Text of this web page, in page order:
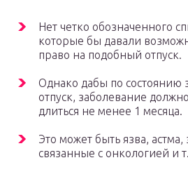
Нет четко обозначенного
которые бы давали
право на подобный отпуск.
Однако дабы по состоянию
отпуск, заболевание
длиться не менее 1 месяца.
Это может быть язва, астма,
связанные с онкологией и